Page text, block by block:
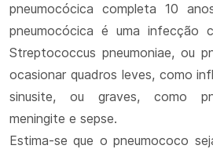
pneumocócica completa 10
pneumocócica é uma infecção
Streptococcus pneumoniae, ou
ocasionar quadros leves, como
sinusite, ou graves, como
meningite e sepse.
Estima-se que o pneumococo